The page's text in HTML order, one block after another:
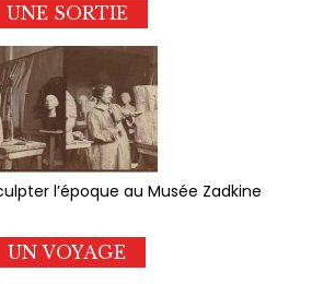
UNE SORTIE
l’époque au Musée Zadkine
UN VOYAGE